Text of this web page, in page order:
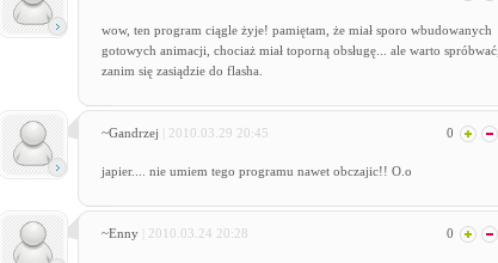
wow, ten program ciągle żyje! pamiętam, że miał sporo wbudowanych
gotowych animacji, chociaż miał toporną obsługę... ale warto spróbwać,
zanim się zasiądzie do flasha.
~Gandrzej | 2010.03.29 20:45 0
japier.... nie umiem tego programu nawet obczajic!! O.o
~Enny | 2010.03.24 20:28 0